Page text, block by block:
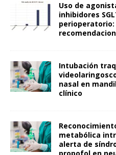
Uso de
inhibidores
Intubación
nasal en
clínico
metabólica
alerta de